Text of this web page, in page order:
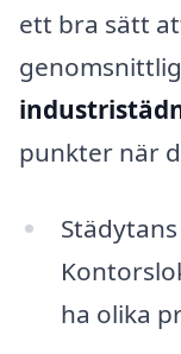
ett bra sätt
punkter när
ha olika